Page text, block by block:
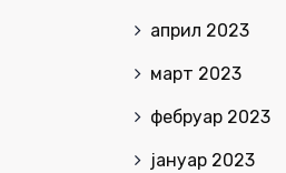
април 2023
март 2023
фебруар 2023
јануар 2023